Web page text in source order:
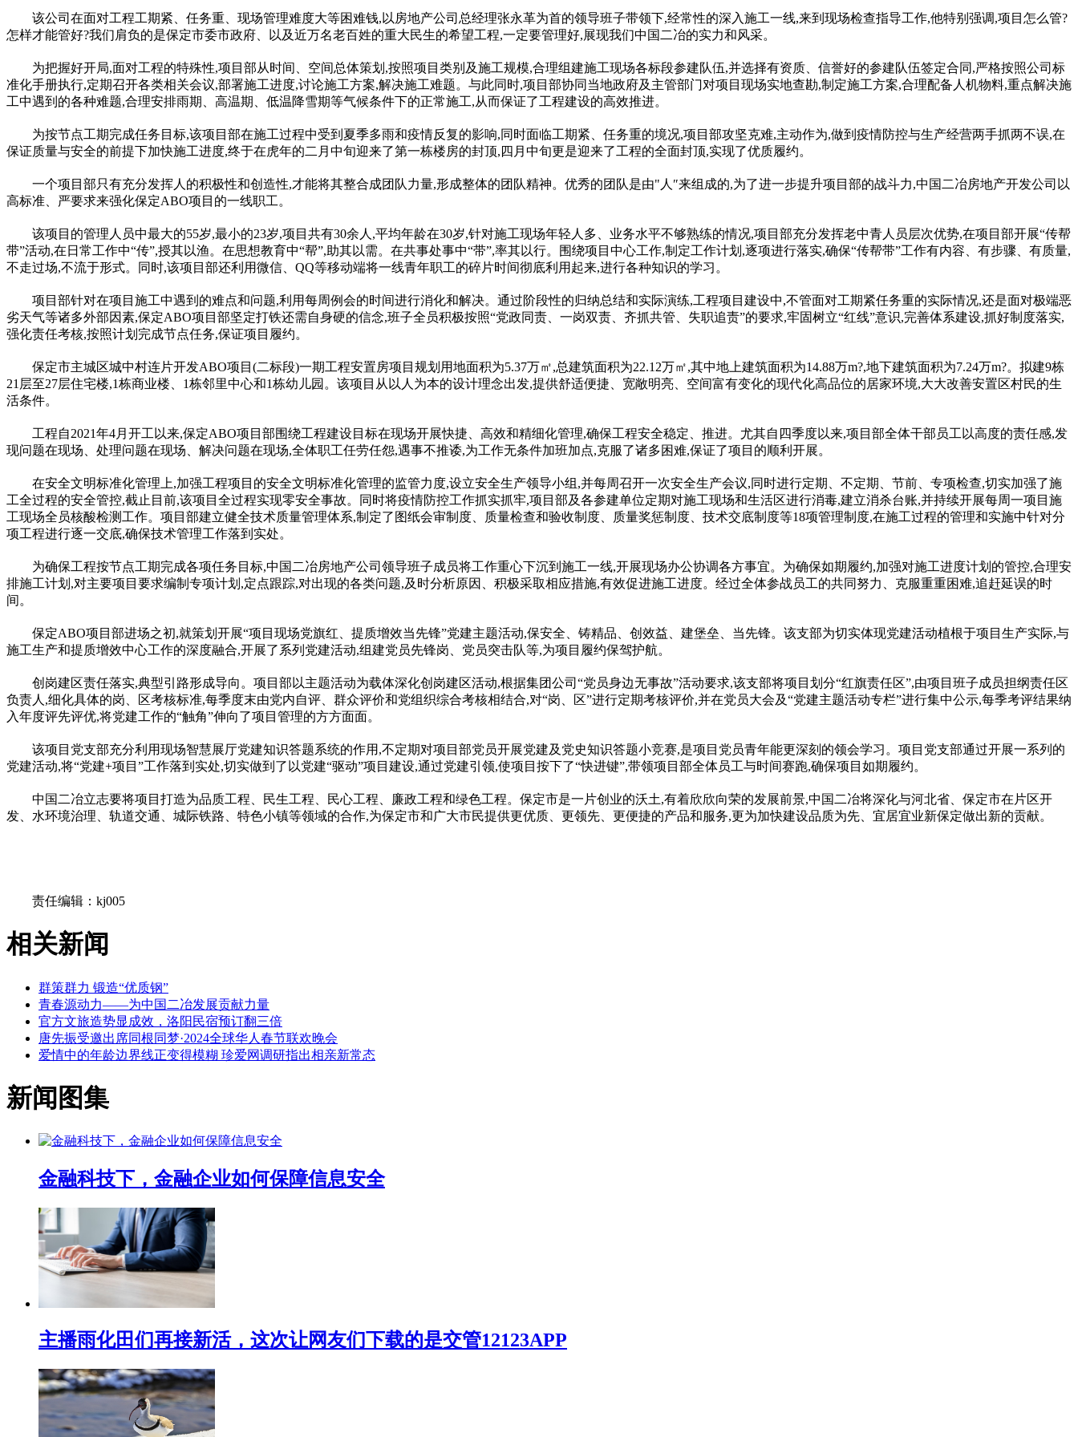
该公司在面对工程工期紧、任务重、现场管理难度大等困难钱,以房地产公司总经理张永革为首的领导班子带领下,经常性的深入施工一线,来到现场检查指导工作,他特别强调,项目怎么管?
怎样才能管好?我们肩负的是保定市委市政府、以及近万名老百姓的重大民生的希望工程,一定要管理好,展现我们中国二冶的实力和风采。
为把握好开局,面对工程的特殊性,项目部从时间、空间总体策划,按照项目类别及施工规模,合理组建施工现场各标段参建队伍,并选择有资质、信誉好的参建队伍签定合同,严格按照公司标
准化手册执行,定期召开各类相关会议,部署施工进度,讨论施工方案,解决施工难题。与此同时,项目部协同当地政府及主管部门对项目现场实地查勘,制定施工方案,合理配备人机物料,重点解决施
工中遇到的各种难题,合理安排雨期、高温期、低温降雪期等气候条件下的正常施工,从而保证了工程建设的高效推进。
为按节点工期完成任务目标,该项目部在施工过程中受到夏季多雨和疫情反复的影响,同时面临工期紧、任务重的境况,项目部攻坚克难,主动作为,做到 疫情防控与生产经营两手抓两不误,在
保证质量与安全的前提下加快施工进度,终于在虎年的二月中旬迎来了第一栋楼房的封顶,四月中旬更是迎来了工程的全面封顶,实现了优质履约。
一个项目部只有充分发挥人的积极性和创造性,才能将其整合成团队力量,形成整体的团队精神。优秀的团队是由"人″来组成的,为了进一步提升项目部的战斗力,中国二冶房地产开发公司以
高标准、严要求来强化保定ABO项目的一线职工。
该项目的管理人员中最大的55岁,最小的23岁,项目共有30余人,平均年龄在30岁,针对施工现场年轻人多、业务水平不够熟练的情况,项目部充分发挥老中青人员层次优势,在项目部开展“传帮
带”活动,在日常工作中“传”,授其以渔。在思想教育中“帮”,助其以需。在共事处事中“带”,率其以行。围绕项目中心工作,制定工作计划,逐项进行落实,确保“传帮带”工作有内容、有步骤、有质量,
不走过场,不流于形式。同时,该项目部还利用微信 、QQ等移动端将一线青年职工的碎片时间彻底利用起来,进行各种知识的学习 。
项目部针对在项目施工中遇到的难点和问题,利用每周例会的时间进行消化和解决。通过阶段性的归纳总结和实际演练,工程项目建设中,不管面对工期紧任务重的实际情况,还是面对极端恶
劣天气等诸多外部因素,保定ABO项目部坚定打铁还需自身硬的信念,班子全员积极按照“党政同责、一岗双责、齐抓共管、失职追责”的要求,牢固树立“红线”意识,完善体系建设,抓好制度落实,
强化责任考核,按照计划完成节点任务,保证项目履约。
保定市主城区城中村连片开发ABO项目(二标段)一期工程安置房项目规划用地面积为5.37万㎡,总建筑面积为22.12万㎡,其中地上建筑面积为14.88万m?,地下建筑面积为7.24万m?。拟建9栋
21层至27层住宅楼,1栋商业楼、1栋邻里中心和1栋幼儿园。该项目从以人为本的设计理念出发,提供舒适便捷、宽敞明亮、空间富有变化的现代化高品位的居家环境,大大改善安置区村民的生
活条件。
工程自2021年4月开工以来,保定ABO项目部围绕工程建设目标在现场开展快捷、高效和精细化管理,确保工程安全稳定、推进。尤其自四季度以来,项目部全体干部员工以高度的责任感,发
现问题在现场、处理问题在现场、解决问题在现场,全体职工任劳任怨,遇事不推诿,为工作无条件加班加点,克服了诸多困难,保证了项目的顺利开展。
在安全文明标准化管理上,加强工程项目的安全文明标准化管理的监管力度,设立安全生产领导小组,并每周召开一次安全生产会议,同时进行定期、不定期、节前、专项检查,切实加强了施
工全过程的安全管控,截止目前,该项目全过程实现零安全事故。同时将疫情防控工作抓实抓牢,项目部及各参建单位定期对施工现场和生活区进行消毒,建立消杀台账,并持续开展每周一项目施
工现场全员核酸检测工作。项目部建立健全技术质量管理体系,制定了图纸会审制度、质量检查和验收制度、质量奖惩制度、技术交底制度等18项管理制度,在施工过程的管理和实施中针对分
项工程进行逐一交底,确保技术管理工作落到实处。
为确保工程按节点工期完成各项任务目标,中国二冶房地产公司领导班子成员将工作重心下沉到施工一线,开展现场办公协调各方事宜。为确保如期履约,加强对施工进度计划的管控,合理安
排施工计划,对主要项目要求编制专项计划,定点跟踪,对出现的各类问题,及时分析原因、积极采取相应措施,有效促进施工进度。经过全体参战员工的共同努力、克服重重困难,追赶延误的时
间。
保定ABO项目部进场之初,就策划开展“项目现场党旗红、提质增效当先锋”党建主题活动,保安全、铸精品、创效益、建堡垒、当先锋。该支部为切实体现党建活动植根于项目生产实际,与
施工生产和提质增效中心工作的深度融合,开展了系列党建活动,组建党 员先锋岗、党员突击队等,为项目履约保驾护航。
创岗建区责任落实,典型引路形成导向。项目部以主题活动为载体深化创岗建区活动,根据集团公司“党员身边无事故”活动要求,该支部将项目划分“红旗责任区”,由项目班子成员担纲责任区
负责人,细化具体的岗、区考核标准,每季度末由党内自评、群众评价和党组织综合考核相结合,对“岗、区”进行定期考核评价,并在党员大会及“党建主题活动专栏”进行集中公示,每季考评结果纳
入年度评先评优,将党建工作的“触角”伸向了项目管理的方方面面。
该项目党支部充分利用现场智慧展厅党建知识答题系统的作用,不定期对项目部党员开展党建及党史知识答题小竞赛,是项目党员青年能更深刻的领会学习 。项目党支部通过开展一系列的
党建活动,将“党建+项目”工作落到实处,切实做到了以党建“驱动”项目建设,通过党建引领,使项目按下了“快进键”,带领项目部全体员工与时间赛跑,确保项目如期履约。
中国二冶立志要将项目打造为品质工程、民生工程、民心工程、廉政工程和绿色工程。保定市是一片创业的沃土,有着欣欣向荣的发展前景,中国二冶将深化与河北省、保定市在片区开
发、水环境治理、轨道交通、城际铁路、特色小镇等领域的合作,为保定市和广大市民提供更优质、更领先、更便捷的产品和服务,更为加快建设品质为先、宜居宜业新保定做出新的贡献。
责任编辑：kj005
相关新闻
群策群力 锻造“优质钢”
青春源动力——为中国二冶发展贡献力量
官方文旅造势显成效，洛阳民宿预订翻三倍
唐先振受邀出席同根同梦·2024全球华人春节联欢晚会
爱情中的年龄边界线正变得模糊 珍爱网调研指出相亲新常态
新闻图集
金融科技下，金融企业如何保障信息安全
主播雨化田们再接新活，这次让网友们下载的是交管12123APP